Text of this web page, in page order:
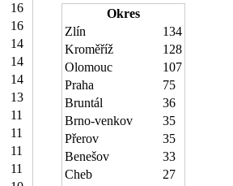
16
16
14
14
14
13
11
11
11
11
Okres
Zlín
134
Kroměříž
128
Olomouc
107
Praha
75
Bruntál
36
Brno-venkov
35
Přerov
35
Benešov
33
Cheb
27